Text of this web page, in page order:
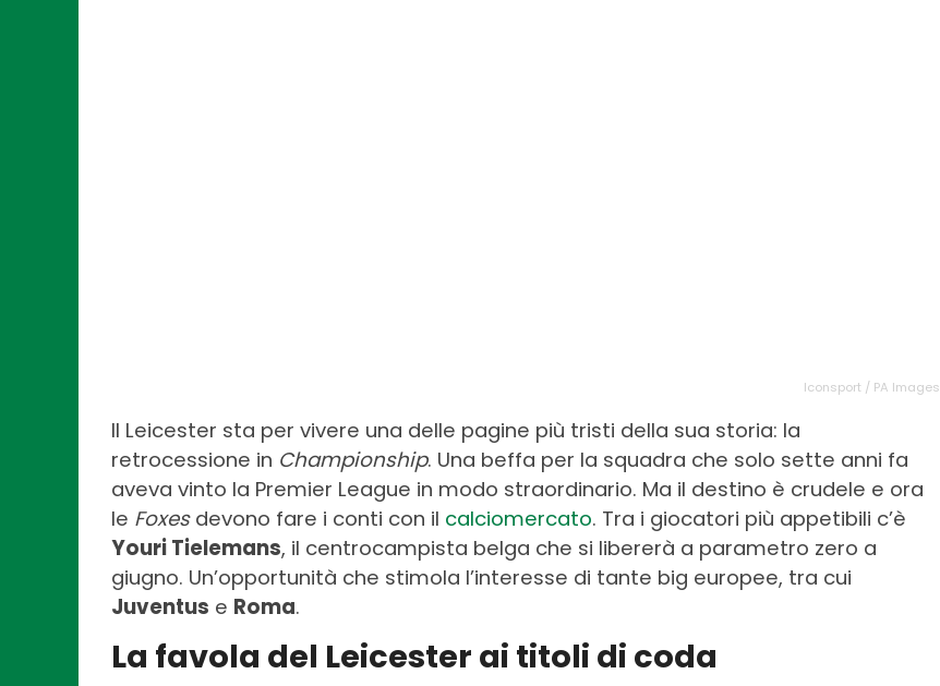
Iconsport / PA Images
Il Leicester sta per vivere una delle pagine più tristi della sua storia: la
retrocessione in Championship. Una beffa per la squadra che solo sette anni fa
aveva vinto la Premier League in modo straordinario. Ma il destino è crudele e ora
le Foxesdevono fare i conti con il calciomercato. Tra i giocatori più appetibili c’è
Youri Tielemans, il centrocampista belga che si libererà a parametro zero a
giugno. Un’opportunità che stimola l’interesse di tante big europee, tra cui
Juventus e Roma.
La favola del Leicester ai titoli di coda